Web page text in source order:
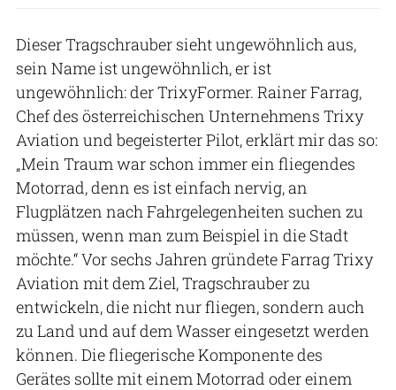
Dieser Tragschrauber sieht ungewöhnlich aus,
sein Name ist ungewöhnlich, er ist
ungewöhnlich: der TrixyFormer. Rainer Farrag,
Chef des österreichischen Unternehmens Trixy
Aviation und begeisterter Pilot, erklärt mir das so:
„Mein Traum war schon immer ein fliegendes
Motorrad, denn es ist einfach nervig, an
Flugplätzen nach Fahrgelegenheiten suchen zu
müssen, wenn man zum Beispiel in die Stadt
möchte.“ Vor sechs Jahren gründete Farrag Trixy
Aviation mit dem Ziel, Tragschrauber zu
entwickeln, die nicht nur fliegen, sondern auch
zu Land und auf dem Wasser eingesetzt werden
können. Die fliegerische Komponente des
Gerätes sollte mit einem Motorrad oder einem